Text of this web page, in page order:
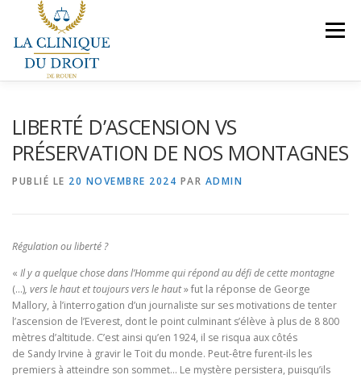
contenu
Menu
LIBERTÉ D’ASCENSION VS
PRÉSERVATION DE NOS MONTAGNES
PUBLIÉ LE 20 NOVEMBRE 2024 PAR ADMIN
Régulation ou liberté ?
« Il y a quelque chose dans l’Homme qui répond au défi de cette montagne
(…), vers le haut et toujours vers le haut» fut la réponse de George
Mallory, à l’interrogation d’un journaliste sur ses motivations de tenter
l’ascension de l’Everest, dont le point culminant s’élève à plus de 8 800
mètres d’altitude. C’est ainsi qu’en 1924, il se risqua aux côtés
de Sandy Irvine à gravir le Toit du monde. Peut-être furent-ils les
premiers à atteindre son sommet… Le mystère persistera, puisqu’ils